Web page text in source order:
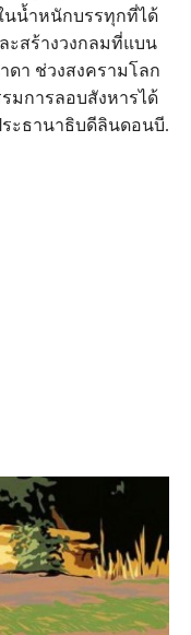
ในน้ำหนักบรรทุกที่ได้
ะสร้างวงกลมที่แบน
ดา ช่วงสงครามโลก
มการลอบสังหารได้
ะธานาธิบดีลินดอนบี.